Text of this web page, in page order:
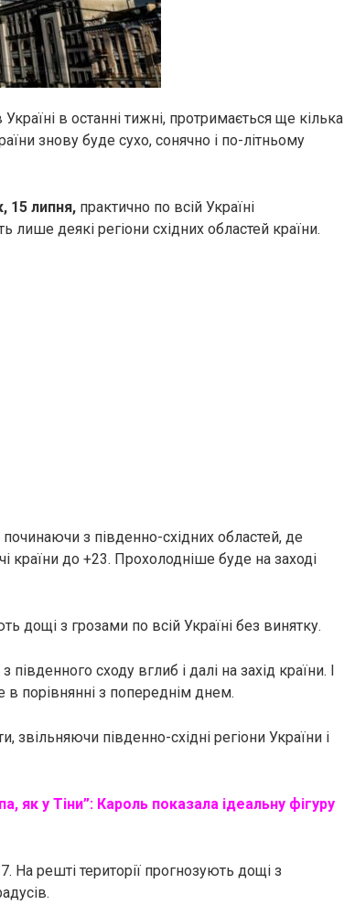
в останні тижні, протримається ще кілька
знову буде сухо, сонячно і по-літньому
15 липня, практично по всій Україні
лише деякі регіони східних областей країни.
з південно-східних областей, де
країни до +23. Прохолодніше буде на заході
дощі з грозами по всій Україні без винятку.
сходу вглиб і далі на захід країни. І
в порівнянні з попереднім днем.
звільняючи південно-східні регіони України і
як у Тіни”: Кароль показала ідеальну фігуру
На решті території прогнозують дощі з